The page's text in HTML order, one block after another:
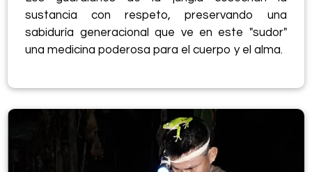
sustancia con respeto, preservando una
sabiduría generacional que ve en este "sudor"
una medicina poderosa para el cuerpo y el alma.